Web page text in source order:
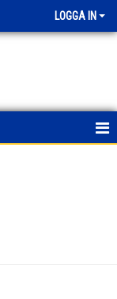
LOGGA IN